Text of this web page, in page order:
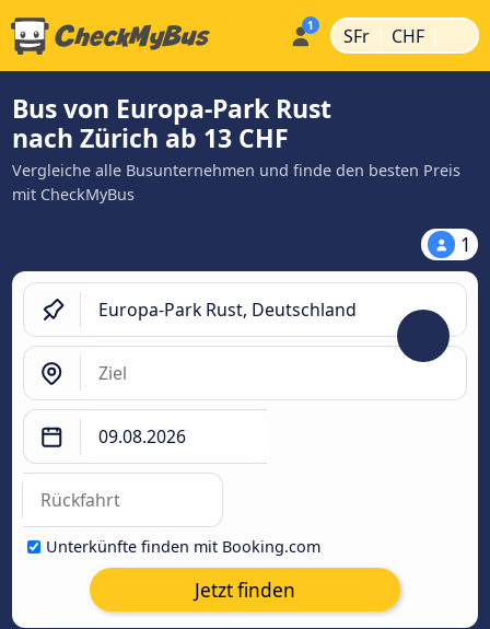
SFr | CHF |
Bus von Europa-Park Rust
nach Zürich ab 13 CHF
Vergleiche alle Busunternehmen und finde den besten Preis
mit CheckMyBus
1
Unterkünfte finden mit Booking.com
Jetzt finden